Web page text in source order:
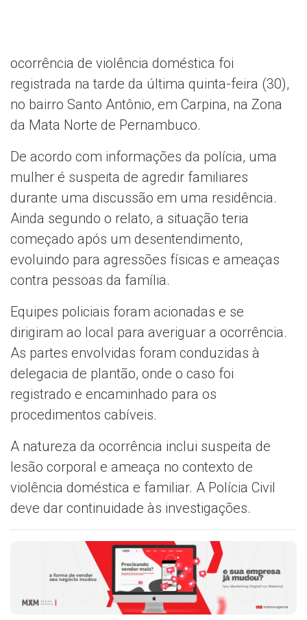
ocorrência de violência doméstica foi
registrada na tarde da última quinta-feira (30),
no bairro Santo Antônio, em Carpina, na Zona
da Mata Norte de Pernambuco.
De acordo com informações da polícia, uma
mulher é suspeita de agredir familiares
durante uma discussão em uma residência.
Ainda segundo o relato, a situação teria
começado após um desentendimento,
evoluindo para agressões físicas e ameaças
contra pessoas da família.
Equipes policiais foram acionadas e se
dirigiram ao local para averiguar a ocorrência.
As partes envolvidas foram conduzidas à
delegacia de plantão, onde o caso foi
registrado e encaminhado para os
procedimentos cabíveis.
A natureza da ocorrência inclui suspeita de
lesão corporal e ameaça no contexto de
violência doméstica e familiar. A Polícia Civil
deve dar continuidade às investigações.